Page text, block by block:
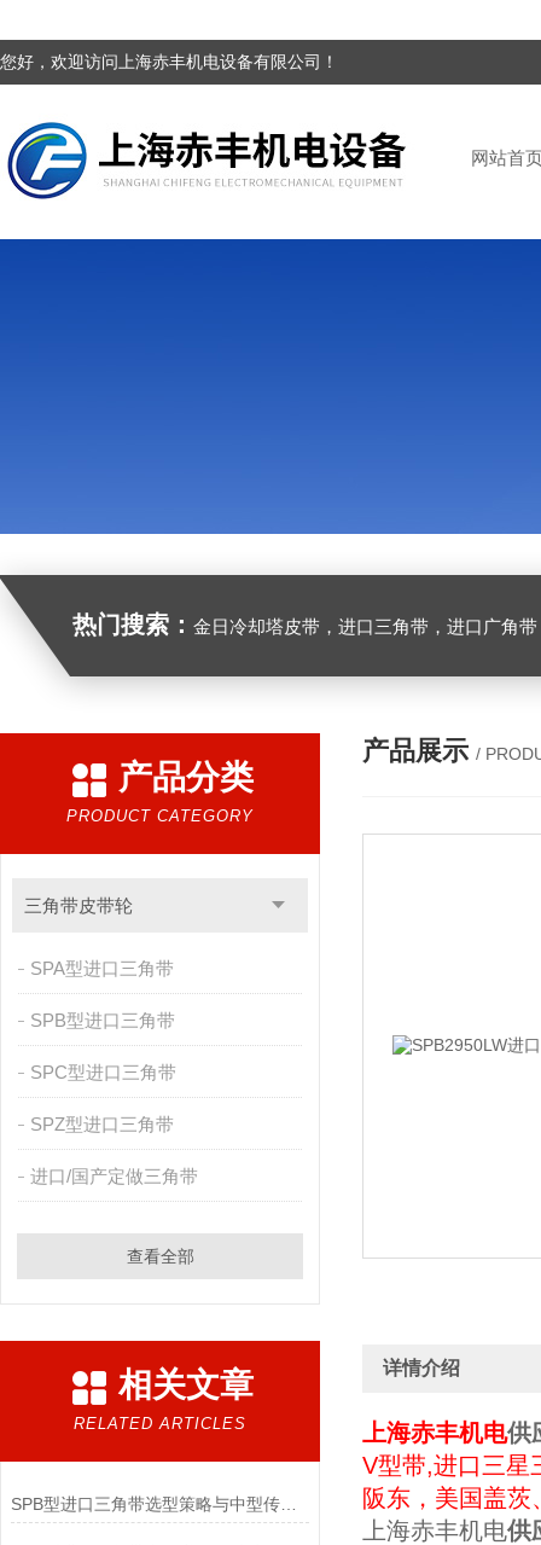
您好，欢迎访问上海赤丰机电设备有限公司！
网站首
热门搜索： 金日冷却塔皮带，进口三角带，进口广角带，进口同步带，进口空压机皮
产品分类
PRODUCT CATEGORY
三角带皮带轮
SPA型进口三角带
SPB型进口三角带
SPC型进口三角带
SPZ型进口三角带
进口/国产定做三角带
查看全部
相关文章
RELATED ARTICLES
SPB型进口三角带选型策略与中型传动适配要点
产品展示 /
详情介绍
上海赤丰机电供
V型带,进口三星
阪东，美国盖
上海赤丰机电供